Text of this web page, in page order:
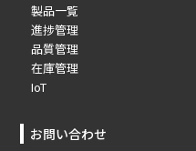
製品一覧
進捗管理
品質管理
在庫管理
IoT
お問い合わせ